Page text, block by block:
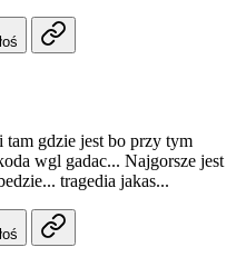
gdzie jest bo przy tym
wgl gadac... Najgorsze jest
tragedia jakas...